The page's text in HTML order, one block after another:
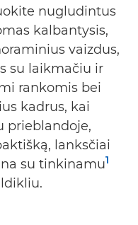
nugludintus
kalbantysis,
vaizdus,
su laikmačiu ir
rankomis bei
kadrus, kai
prieblandoje,
lanksčiai
su tinkinamu1